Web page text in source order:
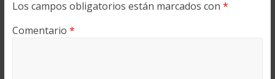
Los campos obligatorios están marcados con *
Comentario *